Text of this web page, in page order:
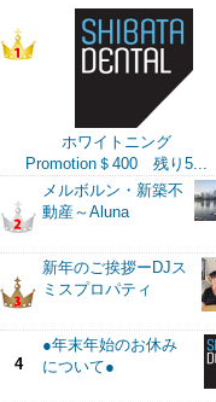
ホワイトニング
Promotion＄400 残り5...
メルボルン・新築不
動産～Aluna
新年のご挨拶ーDJス
ミスプロパティ
4
●年末年始のお休み
について●